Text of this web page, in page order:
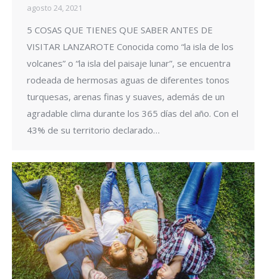
agosto 24, 2021
5 COSAS QUE TIENES QUE SABER ANTES DE
VISITAR LANZAROTE Conocida como “la isla de los
volcanes” o “la isla del paisaje lunar”, se encuentra
rodeada de hermosas aguas de diferentes tonos
turquesas, arenas finas y suaves, además de un
agradable clima durante los 365 días del año. Con el
43% de su territorio declarado…